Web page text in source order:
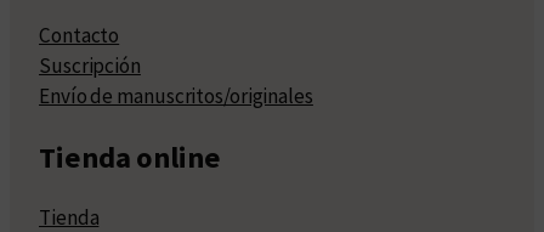
Contacto
Suscripción
Envío de manuscritos/originales
Tienda online
Tienda